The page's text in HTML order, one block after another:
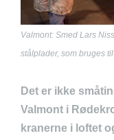
Valmont: Smed Lars
stålplader, som bruges
Det er ikke
Valmont i
kranerne i loftet